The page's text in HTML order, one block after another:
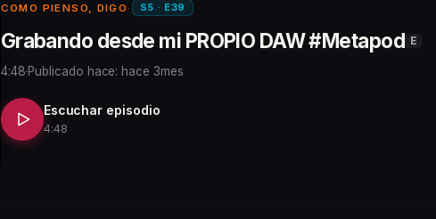
COMO PIENSO, DIGO · S5 · E39
Grabando desde mi PROPIO DAW #Metapod E
4:48·Publicado hace: hace 3mes
Escuchar episodio
4:48